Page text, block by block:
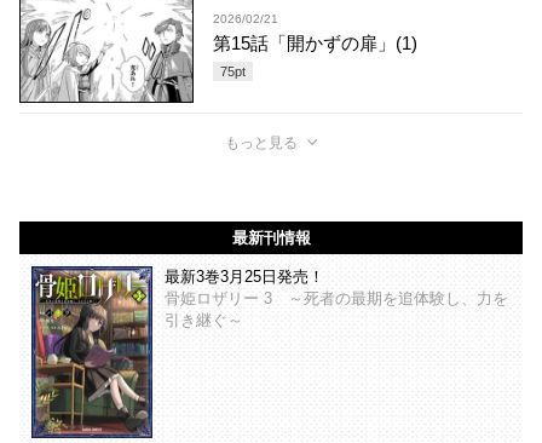
2026/02/21
第15話「開かずの扉」(1)
75pt
もっと見る
最新刊情報
最新3巻3月25日発売！
骨姫ロザリー 3 ～死者の最期を追体験し、力を
引き継ぐ～